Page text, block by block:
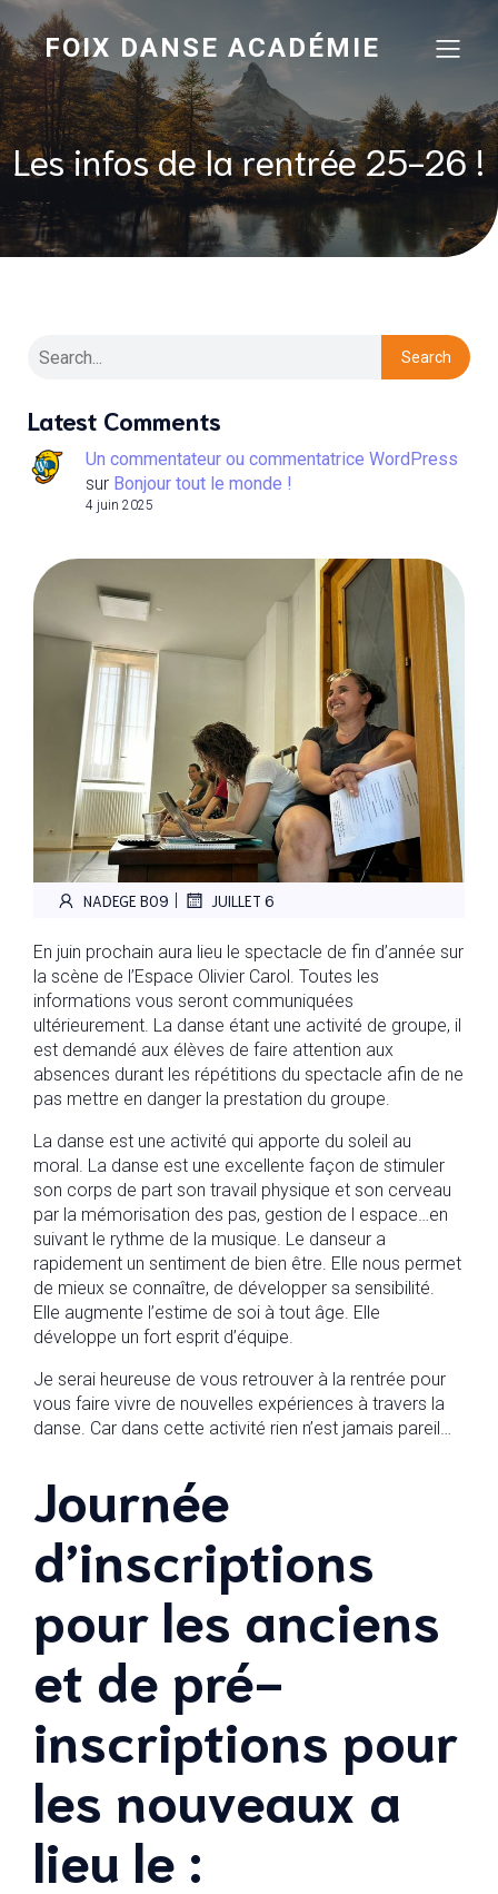
FOIX DANSE ACADÉMIE
Les infos de la rentrée 25-26 !
Search
Latest Comments
Un commentateur ou commentatrice WordPress
sur Bonjour tout le monde !
4 juin 2025
NADEGE B09 | JUILLET 6
En juin prochain aura lieu le spectacle de fin d’année sur
la scène de l’Espace Olivier Carol. Toutes les
informations vous seront communiquées
ultérieurement. La danse étant une activité de groupe, il
est demandé aux élèves de faire attention aux
absences durant les répétitions du spectacle afin de ne
pas mettre en danger la prestation du groupe.
La danse est une activité qui apporte du soleil au
moral. La danse est une excellente façon de stimuler
son corps de part son travail physique et son cerveau
par la mémorisation des pas, gestion de l espace…en
suivant le rythme de la musique. Le danseur a
rapidement un sentiment de bien être. Elle nous permet
de mieux se connaître, de développer sa sensibilité.
Elle augmente l’estime de soi à tout âge. Elle
développe un fort esprit d’équipe.
Je serai heureuse de vous retrouver à la rentrée pour
vous faire vivre de nouvelles expériences à travers la
danse. Car dans cette activité rien n’est jamais pareil…
Journée
d’inscriptions
pour les anciens
et de pré-
inscriptions pour
les nouveaux a
lieu le :